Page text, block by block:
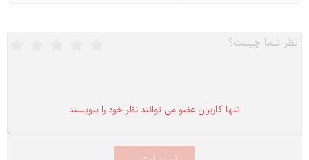
تنها كاربران عضو می توانند نظر خود را بنویسند